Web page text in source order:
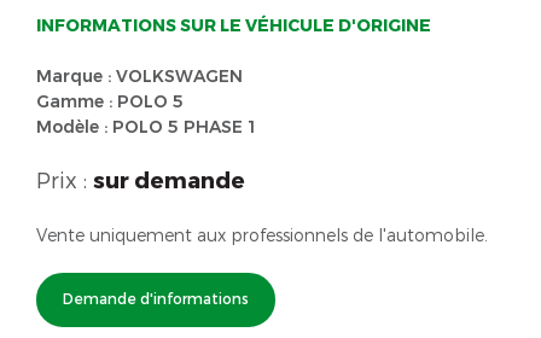
INFORMATIONS SUR LE VÉHICULE D'ORIGINE
Marque : VOLKSWAGEN
Gamme : POLO 5
Modèle : POLO 5 PHASE 1
Prix : sur demande
Vente uniquement aux professionnels de l'automobile.
Demande d'informations